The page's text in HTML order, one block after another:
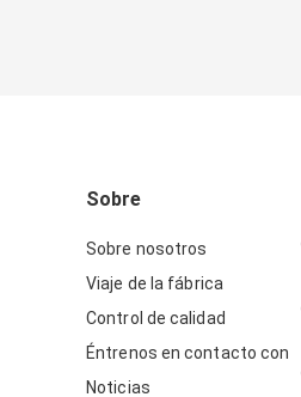
Sobre
Sobre nosotros
Viaje de la fábrica
Control de calidad
Éntrenos en contacto con
Noticias